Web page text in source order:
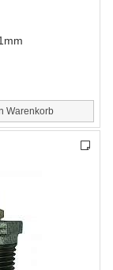
Warenkorb